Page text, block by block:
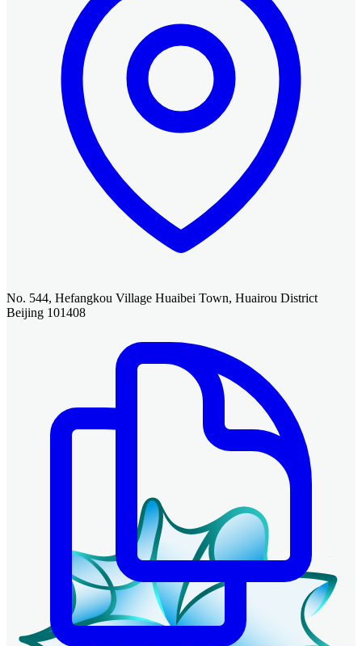
No. 544, Hefangkou Village Huaibei Town, Huairou District
Beijing 101408